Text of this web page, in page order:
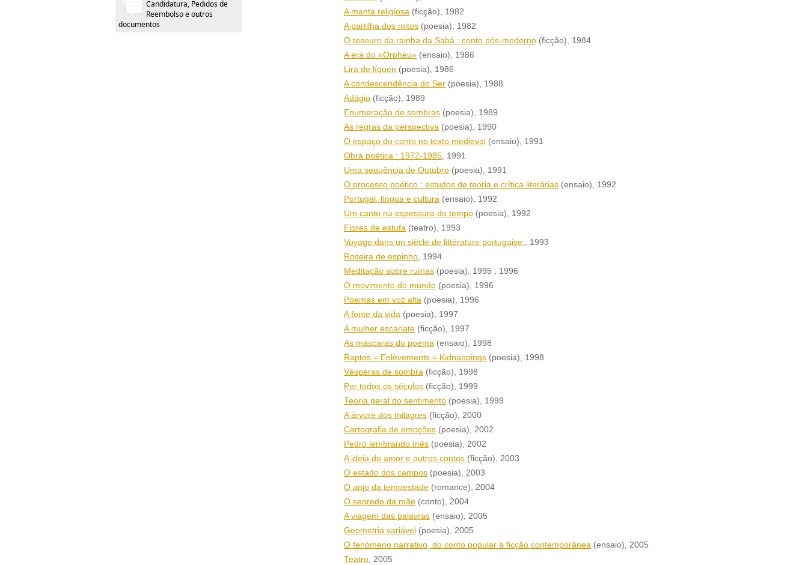
Candidatura, Pedidos de
Reembolso e outros
documentos
A manta religiosa (ficção), 1982
A partilha dos mitos (poesia), 1982
O tesouro da rainha da Sabá : conto pós-moderno (ficção), 1984
A era do «Orpheu» (ensaio), 1986
Lira de líquen (poesia), 1986
A condescendência do Ser (poesia), 1988
Adágio (ficção), 1989
Enumeração de sombras (poesia), 1989
As regras da perspectiva (poesia), 1990
O espaço do conto no texto medieval (ensaio), 1991
Obra poética : 1972-1985, 1991
Uma sequência de Outubro (poesia), 1991
O processo poético : estudos de teoria e crítica literárias (ensaio), 1992
Portugal, língua e cultura (ensaio), 1992
Um canto na espessura do tempo (poesia), 1992
Flores de estufa (teatro), 1993
Voyage dans un siècle de littérature portugaise , 1993
Roseira de espinho, 1994
Meditação sobre ruínas (poesia), 1995 ; 1996
O movimento do mundo (poesia), 1996
Poemas em voz alta (poesia), 1996
A fonte da vida (poesia), 1997
A mulher escarlate (ficção), 1997
As máscaras do poema (ensaio), 1998
Raptos = Enlèvements = Kidnappings (poesia), 1998
Vésperas de sombra (ficção), 1998
Por todos os séculos (ficção), 1999
Teoria geral do sentimento (poesia), 1999
A árvore dos milagres (ficção), 2000
Cartografia de emoções (poesia), 2002
Pedro lembrando Inês (poesia), 2002
A ideia do amor e outros contos (ficção), 2003
O estado dos campos (poesia), 2003
O anjo da tempestade (romance), 2004
O segredo da mãe (conto), 2004
A viagem das palavras (ensaio), 2005
Geometria variável (poesia), 2005
O fenómeno narrativo, do conto popular à ficção contemporânea (ensaio), 2005
Teatro, 2005